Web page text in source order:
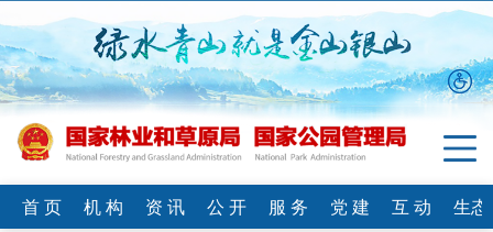
首 页 机 构 资 讯 公 开 服 务 党 建 互 动
生